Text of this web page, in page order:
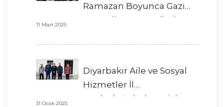
Ramazan Boyunca Gazi
Yaşargil Hastanesi’nde
11 Mart 2025
Diyarbakır Aile ve Sosyal
Hizmetler İl
Müdürlüğü’nden Dicle
31 Ocak 2025